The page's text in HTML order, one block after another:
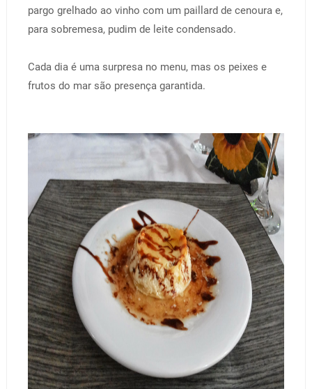
pargo grelhado ao vinho com um paillard de cenoura e,
para sobremesa, pudim de leite condensado.
Cada dia é uma surpresa no menu, mas os peixes e
frutos do mar são presença garantida.